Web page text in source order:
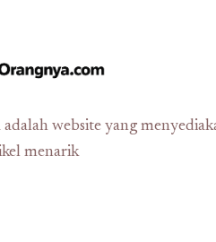
website yang
menarik